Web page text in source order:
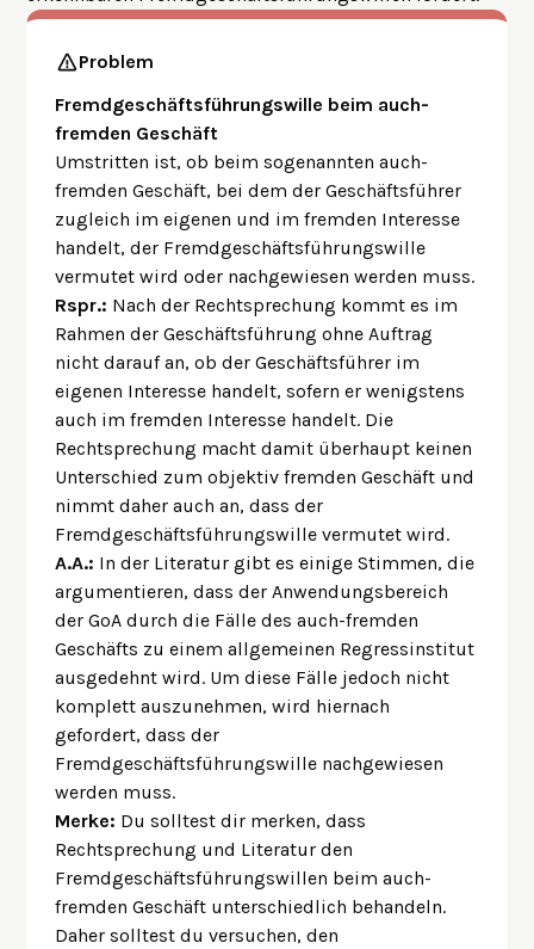
Problem
Fremdgeschäftsführungswille beim auch-
fremden Geschäft
Umstritten ist, ob beim sogenannten auch-
fremden Geschäft, bei dem der Geschäftsführer
zugleich im eigenen und im fremden Interesse
handelt, der Fremdgeschäftsführungswille
vermutet wird oder nachgewiesen werden muss.
Rspr.: Nach der Rechtsprechung kommt es im
Rahmen der Geschäftsführung ohne Auftrag
nicht darauf an, ob der Geschäftsführer im
eigenen Interesse handelt, sofern er wenigstens
auch im fremden Interesse handelt. Die
Rechtsprechung macht damit überhaupt keinen
Unterschied zum objektiv fremden Geschäft und
nimmt daher auch an, dass der
Fremdgeschäftsführungswille vermutet wird.
A.A.: In der Literatur gibt es einige Stimmen, die
argumentieren, dass der Anwendungsbereich
der GoA durch die Fälle des auch-fremden
Geschäfts zu einem allgemeinen Regressinstitut
ausgedehnt wird. Um diese Fälle jedoch nicht
komplett auszunehmen, wird hiernach
gefordert, dass der
Fremdgeschäftsführungswille nachgewiesen
werden muss.
Merke: Du solltest dir merken, dass
Rechtsprechung und Literatur den
Fremdgeschäftsführungswillen beim auch-
fremden Geschäft unterschiedlich behandeln.
Daher solltest du versuchen, den